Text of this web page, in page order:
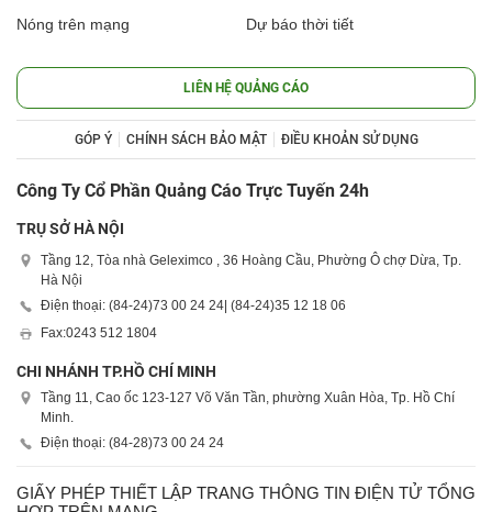
Nóng trên mạng Dự báo thời tiết
LIÊN HỆ QUẢNG CÁO
GÓP Ý CHÍNH SÁCH BẢO MẬT ĐIỀU KHOẢN SỬ DỤNG
Công Ty Cổ Phần Quảng Cáo Trực Tuyến 24h
TRỤ SỞ HÀ NỘI
Tầng 12, Tòa nhà Geleximco , 36 Hoàng Cầu, Phường Ô chợ Dừa, Tp.
Hà Nội
Điện thoại: (84-24)73 00 24 24 | (84-24)35 12 18 06
Fax:0243 512 1804
CHI NHÁNH TP.HỒ CHÍ MINH
Tầng 11, Cao ốc 123-127 Võ Văn Tần, phường Xuân Hòa, Tp. Hồ Chí
Minh.
Điện thoại: (84-28)73 00 24 24
GIẤY PHÉP THIẾT LẬP TRANG THÔNG TIN ĐIỆN TỬ TỔNG